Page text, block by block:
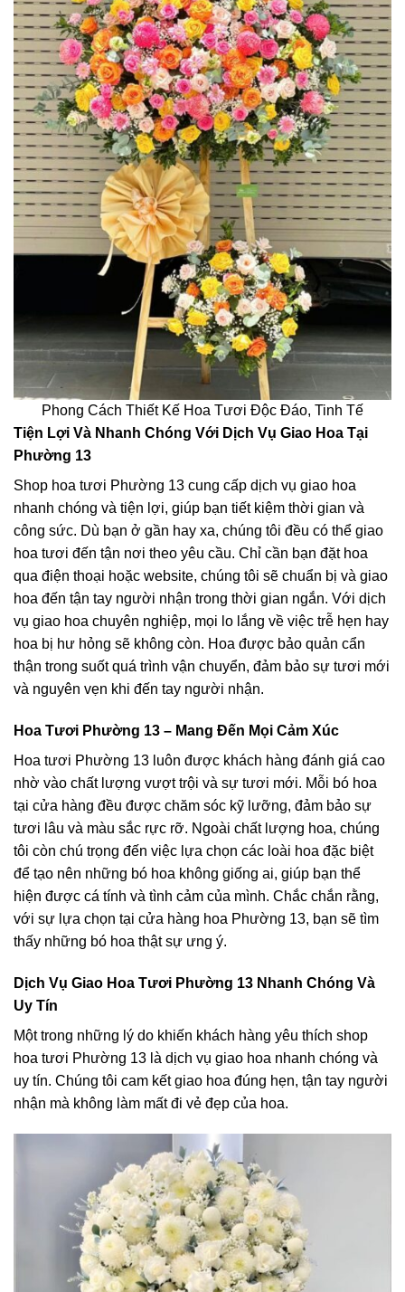
Phong Cách Thiết Kế Hoa Tươi Độc Đáo, Tinh Tế
Tiện Lợi Và Nhanh Chóng Với Dịch Vụ Giao Hoa Tại
Phường 13
Shop hoa tươi Phường 13 cung cấp dịch vụ giao hoa
nhanh chóng và tiện lợi, giúp bạn tiết kiệm thời gian và
công sức. Dù bạn ở gần hay xa, chúng tôi đều có thể giao
hoa tươi đến tận nơi theo yêu cầu. Chỉ cần bạn đặt hoa
qua điện thoại hoặc website, chúng tôi sẽ chuẩn bị và giao
hoa đến tận tay người nhận trong thời gian ngắn. Với dịch
vụ giao hoa chuyên nghiệp, mọi lo lắng về việc trễ hẹn hay
hoa bị hư hỏng sẽ không còn. Hoa được bảo quản cẩn
thận trong suốt quá trình vận chuyển, đảm bảo sự tươi mới
và nguyên vẹn khi đến tay người nhận.
Hoa Tươi Phường 13 – Mang Đến Mọi Cảm Xúc
Hoa tươi Phường 13 luôn được khách hàng đánh giá cao
nhờ vào chất lượng vượt trội và sự tươi mới. Mỗi bó hoa
tại cửa hàng đều được chăm sóc kỹ lưỡng, đảm bảo sự
tươi lâu và màu sắc rực rỡ. Ngoài chất lượng hoa, chúng
tôi còn chú trọng đến việc lựa chọn các loài hoa đặc biệt
để tạo nên những bó hoa không giống ai, giúp bạn thể
hiện được cá tính và tình cảm của mình. Chắc chắn rằng,
với sự lựa chọn tại cửa hàng hoa Phường 13, bạn sẽ tìm
thấy những bó hoa thật sự ưng ý.
Dịch Vụ Giao Hoa Tươi Phường 13 Nhanh Chóng Và
Uy Tín
Một trong những lý do khiến khách hàng yêu thích shop
hoa tươi Phường 13 là dịch vụ giao hoa nhanh chóng và
uy tín. Chúng tôi cam kết giao hoa đúng hẹn, tận tay người
nhận mà không làm mất đi vẻ đẹp của hoa.